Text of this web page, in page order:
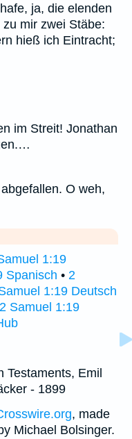
ja, die elenden
mir zwei Stäbe:
hieß ich Eintracht;
im Streit! Jonathan
O weh,
1:19
Spanisch • 2
1:19 Deutsch
2 Samuel 1:19
Testaments, Emil
- 1899
, made
Michael Bolsinger.